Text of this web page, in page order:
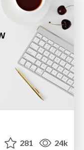
281 24k